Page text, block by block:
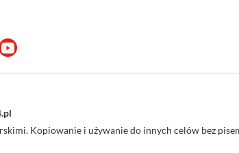
Kopiowanie i używanie do innych celów bez